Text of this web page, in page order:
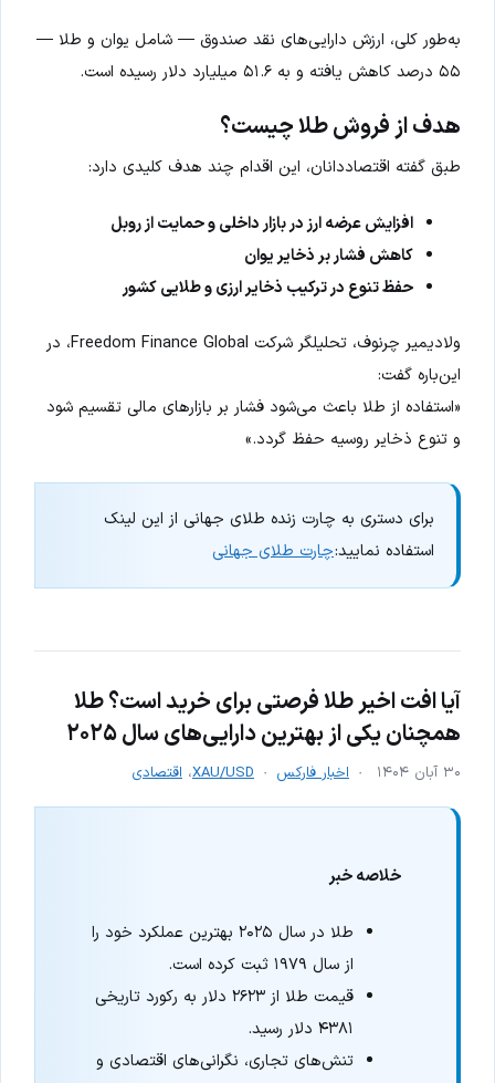
به‌طور کلی، ارزش دارایی‌های نقد صندوق — شامل یوان و طلا —
۵۵ درصد کاهش یافته و به ۵۱.۶ میلیارد دلار رسیده است.
هدف از فروش طلا چیست؟
طبق گفته اقتصاددانان، این اقدام چند هدف کلیدی دارد:
افزایش عرضه ارز در بازار داخلی و حمایت از روبل
کاهش فشار بر ذخایر یوان
حفظ تنوع در ترکیب ذخایر ارزی و طلایی کشور
ولادیمیر چرنوف، تحلیلگر شرکت Freedom Finance Global، در
این‌باره گفت:
«استفاده از طلا باعث می‌شود فشار بر بازارهای مالی تقسیم شود
و تنوع ذخایر روسیه حفظ گردد.»
برای دستری به چارت زنده طلای جهانی از این لینک
استفاده نمایید:چارت طلای جهانی
آیا افت اخیر طلا فرصتی برای خرید است؟ طلا
همچنان یکی از بهترین دارایی‌های سال ۲۰۲۵
۳۰ آبان ۱۴۰۴ اخبار فارکس XAU/USD، اقتصادی
خلاصه خبر
طلا در سال ۲۰۲۵ بهترین عملکرد خود را
از سال ۱۹۷۹ ثبت کرده است.
قیمت طلا از ۲۶۲۳ دلار به رکورد تاریخی
۴۳۸۱ دلار رسید.
تنش‌های تجاری، نگرانی‌های اقتصادی و